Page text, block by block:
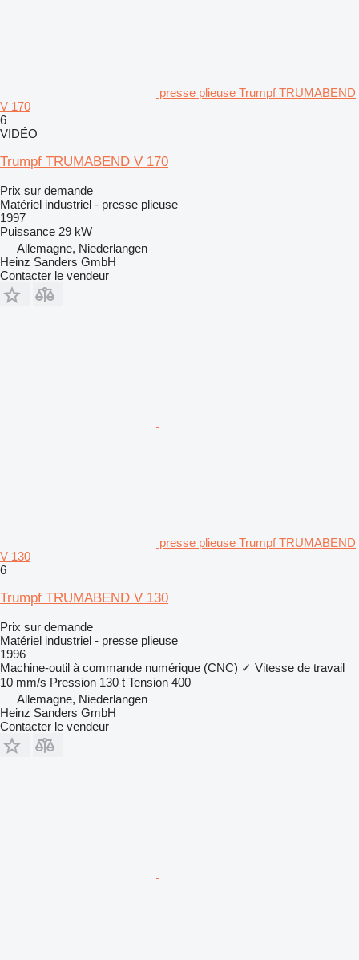
presse plieuse Trumpf TRUMABEND
V 170
6
VIDÉO
Trumpf TRUMABEND V 170
Prix sur demande
Matériel industriel - presse plieuse
1997
Puissance 29 kW
Allemagne, Niederlangen
Heinz Sanders GmbH
Contacter le vendeur
presse plieuse Trumpf TRUMABEND
V 130
6
Trumpf TRUMABEND V 130
Prix sur demande
Matériel industriel - presse plieuse
1996
Machine-outil à commande numérique (CNC) ✓ Vitesse de travail
10 mm/s Pression 130 t Tension 400
Allemagne, Niederlangen
Heinz Sanders GmbH
Contacter le vendeur